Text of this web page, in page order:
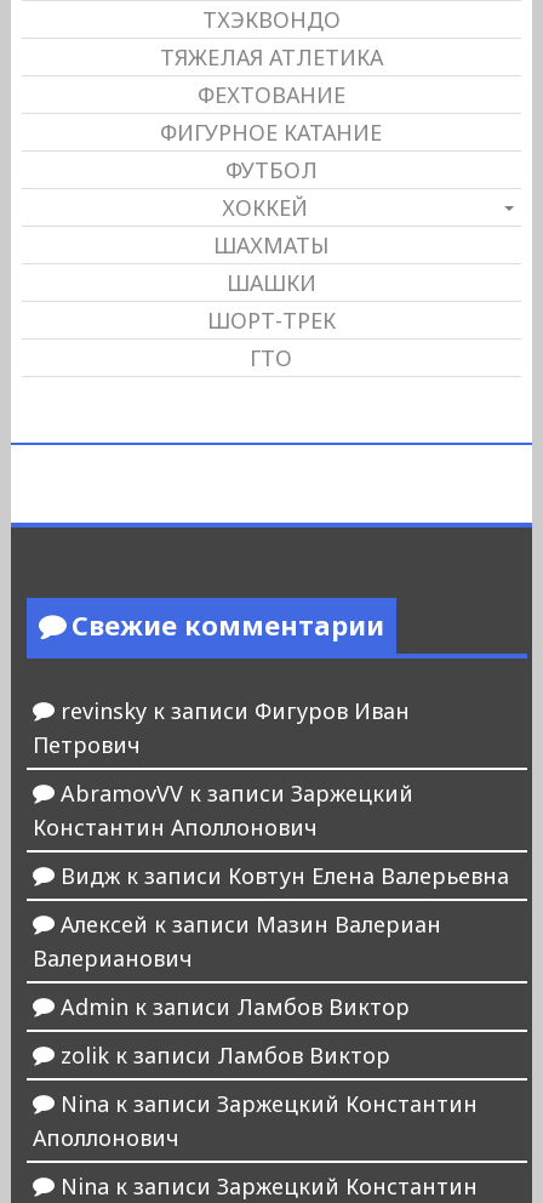
ТХЭКВОНДО
ТЯЖЕЛАЯ АТЛЕТИКА
ФЕХТОВАНИЕ
ФИГУРНОЕ КАТАНИЕ
ФУТБОЛ
ХОККЕЙ
ШАХМАТЫ
ШАШКИ
ШОРТ-ТРЕК
ГТО
Свежие комментарии
revinskyк записи Фигуров Иван
Петрович
AbramovVVк записи Заржецкий
Константин Аполлонович
Виджк записи Ковтун Елена Валерьевна
Алексей к записи Мазин Валериан
Валерианович
Admin к записи Ламбов Виктор
zolikк записи Ламбов Виктор
Nina к записи Заржецкий Константин
Аполлонович
Nina к записи Заржецкий Константин